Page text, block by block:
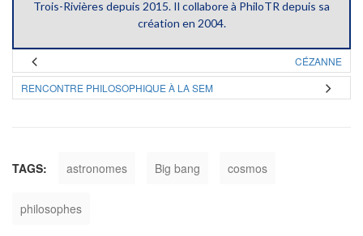
Trois-Rivières depuis 2015. Il collabore à PhiloTR depuis sa
création en 2004.
CÉZANNE
RENCONTRE PHILOSOPHIQUE À LA SEM
TAGS: astronomes Big bang cosmos
philosophes